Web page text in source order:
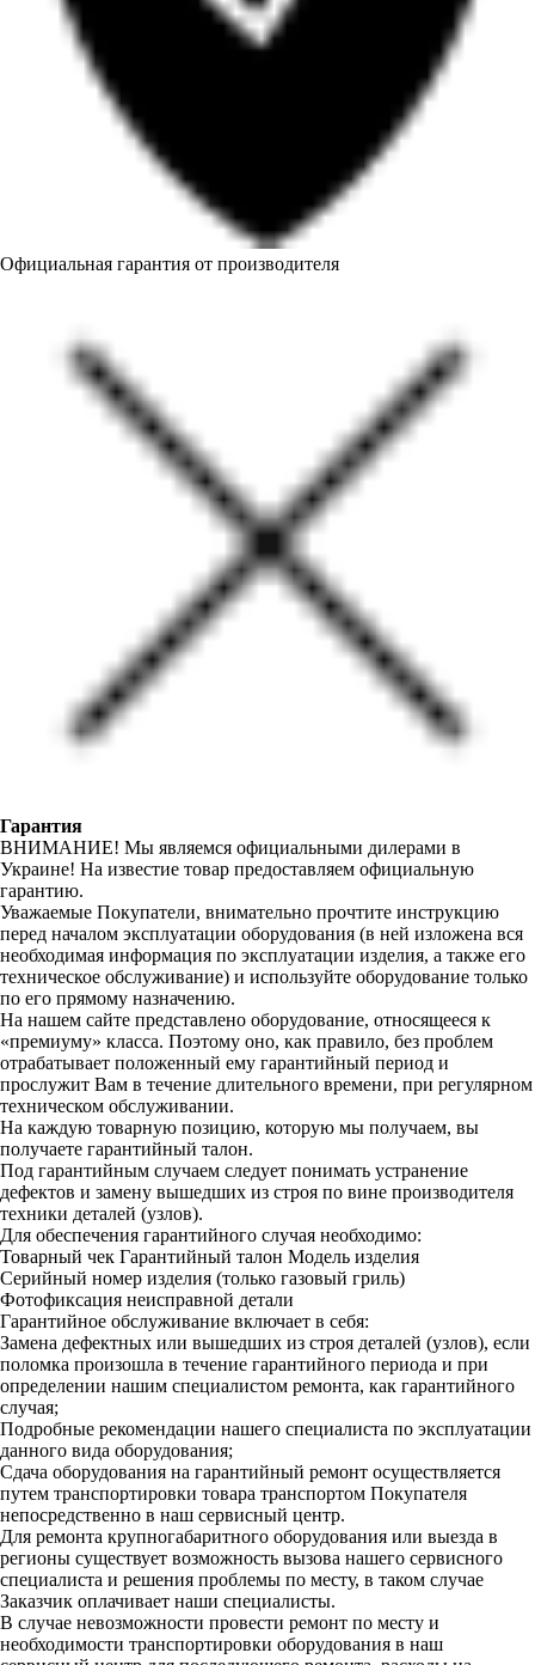
Официальная гарантия от производителя
Гарантия
ВНИМАНИЕ! Мы являемся официальными дилерами в
Украине! На известие товар предоставляем официальную
гарантию.
Уважаемые Покупатели, внимательно прочтите инструкцию
перед началом эксплуатации оборудования (в ней изложена вся
необходимая информация по эксплуатации изделия, а также его
техническое обслуживание) и используйте оборудование только
по его прямому назначению.
На нашем сайте представлено оборудование, относящееся к
«премиуму» класса. Поэтому оно, как правило, без проблем
отрабатывает положенный ему гарантийный период и
прослужит Вам в течение длительного времени, при регулярном
техническом обслуживании.
На каждую товарную позицию, которую мы получаем, вы
получаете гарантийный талон.
Под гарантийным случаем следует понимать устранение
дефектов и замену вышедших из строя по вине производителя
техники деталей (узлов).
Для обеспечения гарантийного случая необходимо:
Товарный чек Гарантийный талон Модель изделия
Серийный номер изделия (только газовый гриль)
Фотофиксация неисправной детали
Гарантийное обслуживание включает в себя:
Замена дефектных или вышедших из строя деталей (узлов), если
поломка произошла в течение гарантийного периода и при
определении нашим специалистом ремонта, как гарантийного
случая;
Подробные рекомендации нашего специалиста по эксплуатации
данного вида оборудования;
Сдача оборудования на гарантийный ремонт осуществляется
путем транспортировки товара транспортом Покупателя
непосредственно в наш сервисный центр.
Для ремонта крупногабаритного оборудования или выезда в
регионы существует возможность вызова нашего сервисного
специалиста и решения проблемы по месту, в таком случае
Заказчик оплачивает наши специалисты.
В случае невозможности провести ремонт по месту и
необходимости транспортировки оборудования в наш